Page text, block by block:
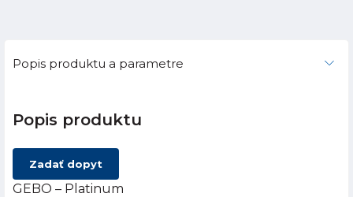
Popis produktu a parametre
Popis produktu
Zadať dopyt
GEBO – Platinum